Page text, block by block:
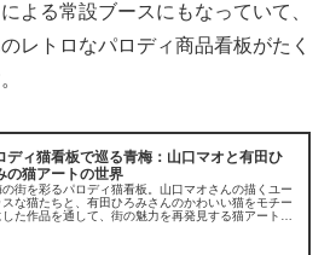
よる常設ブースにもなっていて、
レトロなパロディ商品看板がたく
。
ディ猫看板で巡る青梅：山口マオと有田ひ
の猫アートの世界
の街を彩るパロディ猫看板。山口マオさんの描くユー
スな猫たちと、有田ひろみさんのかわいい猫をモチー
した作品を通して、街の魅力を再発見する猫アート散